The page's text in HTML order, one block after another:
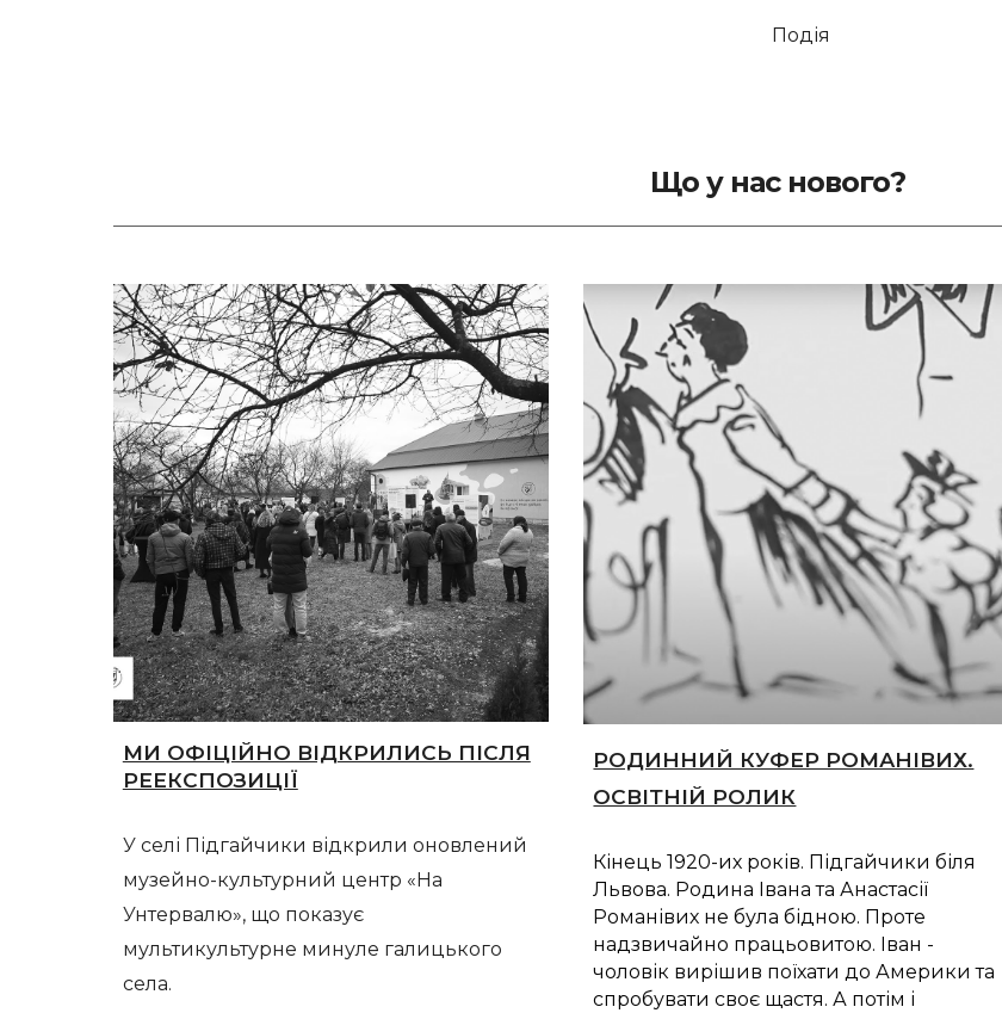
Подія
Що у нас нового?
МИ ОФІЦІЙНО ВІДКРИЛИСЬ ПІСЛЯ
РЕЕКСПОЗИЦІЇ
У селі Підгайчики відкрили оновлений
музейно-культурний центр «На
Унтервалю», що показує
мультикультурне минуле галицького
села.
РОДИННИЙ КУФЕР РОМАНІВИХ.
ОСВІТНІЙ РОЛИК
Кінець 1920-их років. Підгайчики біля
Львова. Родина Івана та Анастасії
Романівих не була бідною. Проте
надзвичайно працьовитою. Іван -
чоловік вирішив поїхати до Америки та
спробувати своє щастя. А потім і